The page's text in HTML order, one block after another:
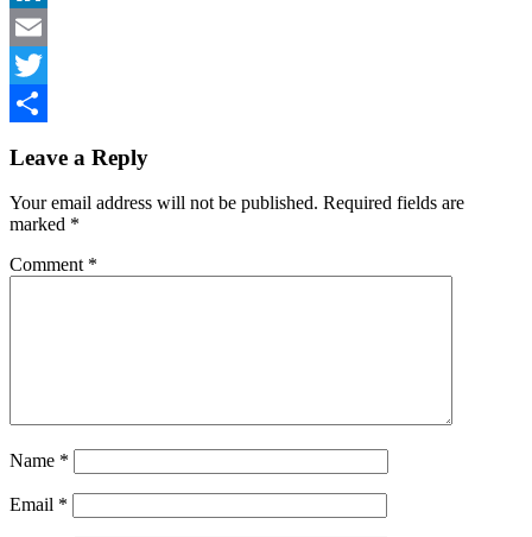
LinkedIn
Email
Twitter
Leave a Reply
Your email address will not be published. Required fields are
marked *
Comment *
Name *
Email *